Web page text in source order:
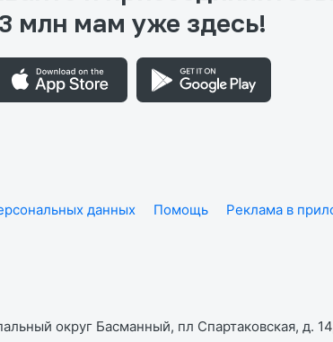
3 млн мам уже здесь!
данных Помощь Реклама в
округ Басманный, пл Спартаковская, д.